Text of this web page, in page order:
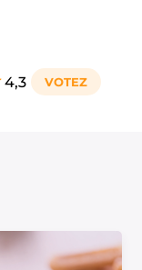
4,3